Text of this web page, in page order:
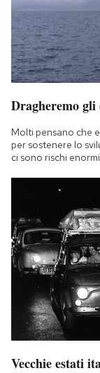
Dragheremo gli
Molti pensano che
per sostenere lo
ci sono rischi enormi
Vecchie estati